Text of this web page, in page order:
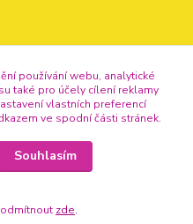
používání webu, analytické
také pro účely cílení reklamy
vlastních preferencí
ve spodní části stránek.
Souhlasím
zde.